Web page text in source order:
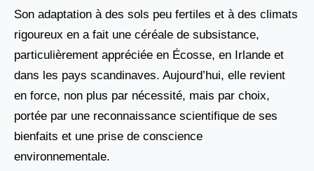
Son adaptation à des sols peu fertiles et à des climats
rigoureux en a fait une céréale de subsistance,
particulièrement appréciée en Écosse, en Irlande et
dans les pays scandinaves. Aujourd’hui, elle revient
en force, non plus par nécessité, mais par choix,
portée par une reconnaissance scientifique de ses
bienfaits et une prise de conscience
environnementale.